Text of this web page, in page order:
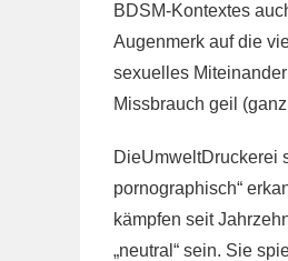
BDSM-Kontextes
Augenmerk auf die
sexuelles
Missbrauch geil
DieUmweltDruckerei
pornographisch“
kämpfen seit
„neutral“ sein. Sie